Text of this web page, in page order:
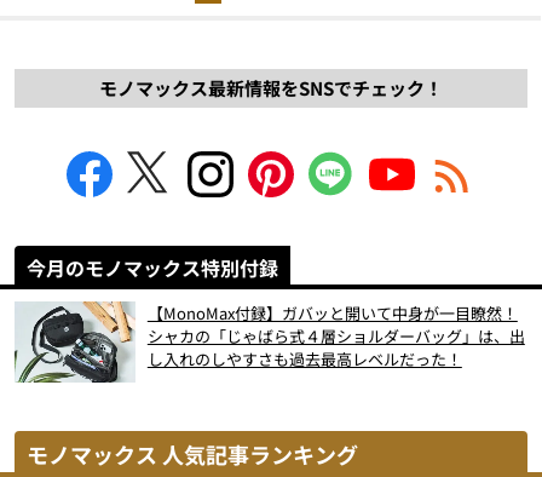
モノマックス最新情報をSNSでチェック！
今月のモノマックス特別付録
【MonoMax付録】ガバッと開いて中身が一目瞭然！
シャカの「じゃばら式４層ショルダーバッグ」は、出
し入れのしやすさも過去最高レベルだった！
モノマックス 人気記事ランキング